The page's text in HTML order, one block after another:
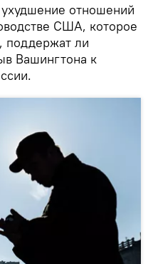
отношений
США, которое
поддержат ли
Вашингтона к